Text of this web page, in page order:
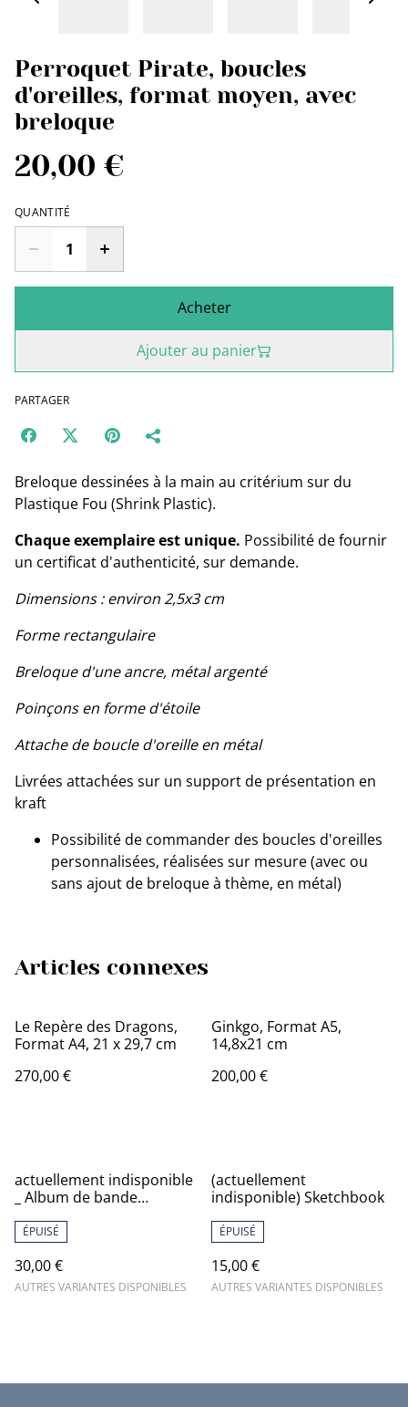
Perroquet Pirate, boucles
d'oreilles, format moyen, avec
breloque
20,00 €
QUANTITÉ
Acheter
Ajouter au panier
PARTAGER
Breloque dessinées à la main au critérium sur du
Plastique Fou (Shrink Plastic).
Chaque exemplaire est unique. Possibilité de fournir
un certificat d'authenticité, sur demande.
Dimensions : environ 2,5x3 cm
Forme rectangulaire
Breloque d'une ancre, métal argenté
Poinçons en forme d'étoile
Attache de boucle d'oreille en métal
Livrées attachées sur un support de présentation en
kraft
Possibilité de commander des boucles d'oreilles
personnalisées, réalisées sur mesure (avec ou
sans ajout de breloque à thème, en métal)
Articles connexes
Le Repère des Dragons,
Format A4, 21 x 29,7 cm
270,00 €
Ginkgo, Format A5,
14,8x21 cm
200,00 €
actuellement indisponible
_ Album de bande
tome 2, Bon Voyage Petite
Tortue", dédicacé
ÉPUISÉ
30,00 €
AUTRES VARIANTES DISPONIBLES
(actuellement
indisponible) Sketchbook
ÉPUISÉ
15,00 €
AUTRES VARIANTES DISPONIBLES